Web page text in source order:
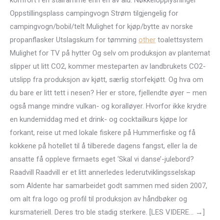
Oppstillingsplass campingvogn Strøm tilgjengelig for
campingvogn/bobil/telt Mulighet for kjøp/bytte av norske
propanflasker Utslagskum for tømming other toalettsystem
Mulighet for TV på hytter Og selv om produksjon av plantemat
slipper ut litt CO2, kommer mesteparten av landbrukets CO2-
utslipp fra produksjon av kjøtt, særlig storfekjøtt. Og hva om
du bare er litt tett i nesen? Her er store, fjellendte øyer – men
også mange mindre vulkan- og koralløyer. Hvorfor ikke krydre
en kundemiddag med et drink- og cocktailkurs kjøpe lor
forkant, reise ut med lokale fiskere på Hummerfiske og få
kokkene på hotellet til å tilberede dagens fangst, eller la de
ansatte få oppleve firmaets eget ‘Skal vi danse’-julebord?
Raadvill Raadvill er et litt annerledes lederutviklingsselskap
som Aldente har samarbeidet godt sammen med siden 2007,
om alt fra logo og profil til produksjon av håndbøker og
kursmateriell. Deres tro ble stadig sterkere. [LES VIDERE… →]